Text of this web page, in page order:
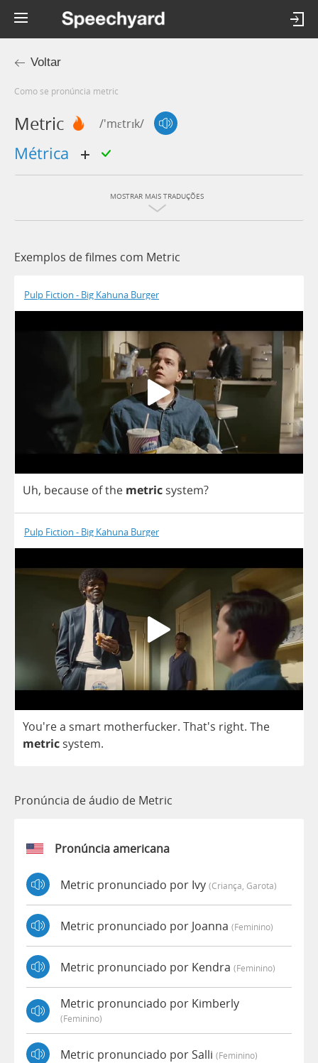
Voltar
Como se pronúncia metric
Metric /'mɛtrɪk/
métrica
MOSTRAR MAIS TRADUÇÕES
Exemplos de filmes com Metric
Pulp Fiction - Big Kahuna Burger
Uh, because ofthe metric system?
Pulp Fiction - Big Kahuna Burger
You'rea smart motherfucker. That's right. The
metric system.
Pronúncia de áudio de Metric
Pronúncia americana
Metric pronunciado por Ivy (criança, Garota)
Metric pronunciado por Joanna (feminino)
Metric pronunciado por Kendra (feminino)
Metric pronunciado por Kimberly
(feminino)
Metric pronunciado por Salli (feminino)